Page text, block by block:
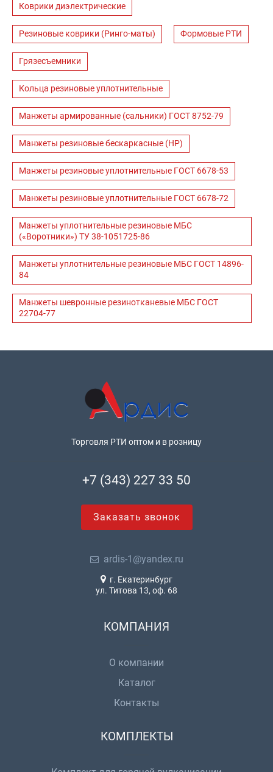
Коврики диэлектрические
Резиновые коврики (Ринго-маты) Формовые РТИ
Грязесъемники
Кольца резиновые уплотнительные
Манжеты армированные (сальники) ГОСТ 8752-79
Манжеты резиновые бескаркасные (НР)
Манжеты резиновые уплотнительные ГОСТ 6678-53
Манжеты резиновые уплотнительные ГОСТ 6678-72
Манжеты уплотнительные резиновые МБС
(«Воротники») ТУ 38-1051725-86
Манжеты уплотнительные резиновые МБС ГОСТ 14896-
84
Манжеты шевронные резинотканевые МБС ГОСТ
22704-77
Торговля РТИ оптом и в розницу
+7 (343) 227 33 50
Заказать звонок
ardis-1@yandex.ru
г. Екатеринбург
ул. Титова 13, оф. 68
КОМПАНИЯ
О компании
Каталог
Контакты
КОМПЛЕКТЫ